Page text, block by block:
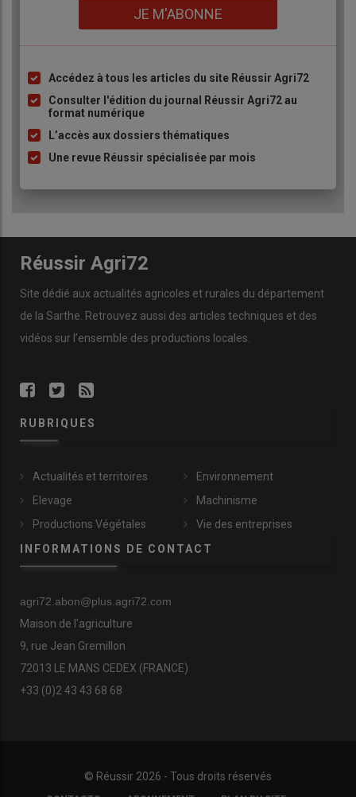
JE M'ABONNE
Liste
à
puce
Accédez à tous les articles du site Réussir Agri72
Consulter l'édition du journal Réussir Agri72 au
format numérique
L’accès aux dossiers thématiques
Une revue Réussir spécialisée par mois
Réussir Agri72
Site dédié aux actualités agricoles et rurales du département
de la Sarthe. Retrouvez aussi des articles techniques et des
vidéos sur l’ensemble des productions locales.
RUBRIQUES
Actualités et territoires
Elevage
Productions Végétales
Environnement
Machinisme
Vie des entreprises
INFORMATIONS DE CONTACT
agri72.abon@plus.agri72.com
Maison de l'agriculture
9, rue Jean Gremillon
72013 LE MANS CEDEX (FRANCE)
+33 (0)2 43 43 68 68
© Réussir 2026 - Tous droits réservés
FOOTER